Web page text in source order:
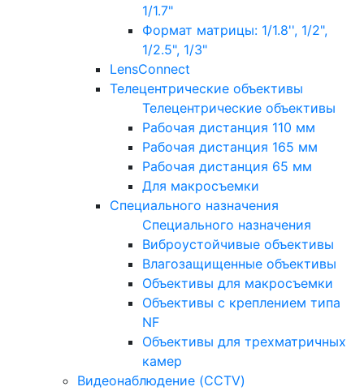
1/1.7"
Формат матрицы: 1/1.8'', 1/2",
1/2.5", 1/3"
LensConnect
Телецентрические объективы
Телецентрические объективы
Рабочая дистанция 110 мм
Рабочая дистанция 165 мм
Рабочая дистанция 65 мм
Для макросъемки
Специального назначения
Специального назначения
Виброустойчивые объективы
Влагозащищенные объективы
Объективы для макросъемки
Объективы с креплением типа
NF
Объективы для трехматричных
камер
Видеонаблюдение (CCTV)